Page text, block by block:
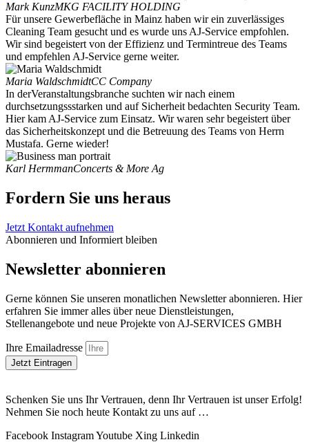
Mark KunzMKG FACILITY HOLDING
Für unsere Gewerbefläche in Mainz haben wir ein zuverlässiges
Cleaning Team gesucht und es wurde uns AJ-Service empfohlen.
Wir sind begeistert von der Effizienz und Termintreue des Teams
und empfehlen AJ-Service gerne weiter.
Maria WaldschmidtCC Company
In derVeranstaltungsbranche suchten wir nach einem
durchsetzungssstarken und auf Sicherheit bedachten Security Team.
Hier kam AJ-Service zum Einsatz. Wir waren sehr begeistert über
das Sicherheitskonzept und die Betreuung des Teams von Herrn
Mustafa. Gerne wieder!
Karl HermmanConcerts & More Ag
Fordern Sie uns heraus
Jetzt Kontakt aufnehmen
Abonnieren und Informiert bleiben
Newsletter abonnieren
Gerne können Sie unseren monatlichen Newsletter abonnieren. Hier
erfahren Sie immer alles über neue Dienstleistungen,
Stellenangebote und neue Projekte von AJ-SERVICES GMBH
Ihre Emailadresse
Jetzt Eintragen
Schenken Sie uns Ihr Vertrauen, denn Ihr Vertrauen ist unser Erfolg!
Nehmen Sie noch heute Kontakt zu uns auf …
Facebook InstagramYoutube Xing Linkedin